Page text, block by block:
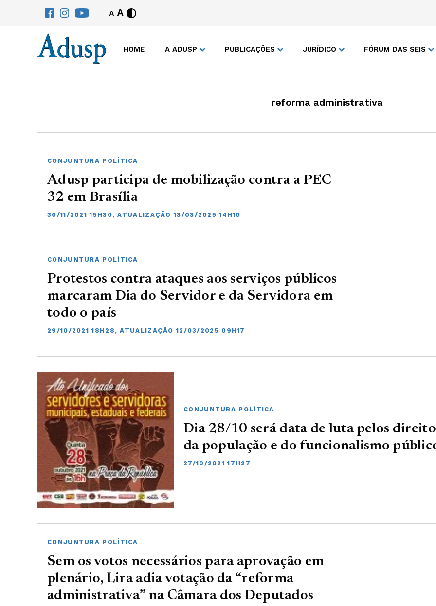
A A
HOME A ADUSP PUBLICAÇÕES JURÍDICO FÓRUM DAS SEIS
reforma administrativa
CONJUNTURA POLÍTICA
Adusp participa de mobilização contra a PEC
32 em Brasília
30/11/2021 15H30, ATUALIZAÇÃO 13/03/2025 14H10
CONJUNTURA POLÍTICA
Protestos contra ataques aos serviços públicos
marcaram Dia do Servidor e da Servidora em
todo o país
29/10/2021 18H28, ATUALIZAÇÃO 12/03/2025 09H17
CONJUNTURA POLÍTICA
Dia 28/10 será data de luta pelos
da população e do funcionalismo
27/10/2021 17H27
CONJUNTURA POLÍTICA
Sem os votos necessários para aprovação em
plenário, Lira adia votação da “reforma
administrativa” na Câmara dos Deputados